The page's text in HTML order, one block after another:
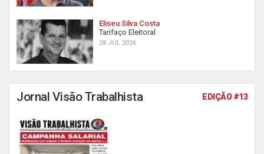
Eliseu Silva Costa
Tarifaço Eleitoral
28 JUL 2026
Jornal Visão Trabalhista EDIÇÃO #13